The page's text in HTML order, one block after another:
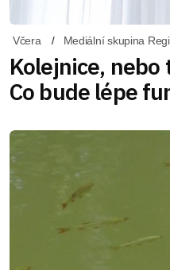
Včera Mediální skupina
Kolejnice, nebo
Co bude lépe